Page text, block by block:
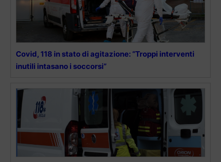
Covid, 118 in stato di agitazione: “Troppi interventi
inutili intasano i soccorsi”